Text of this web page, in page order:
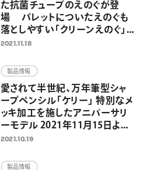
た抗菌チューブのえのぐが登
場 パレットについたえのぐも
落としやすい「クリーンえのぐ」
2021年12月6日より発売
2021.11.18
製品情報
愛されて半世紀、万年筆型シャ
ープペンシル「ケリー」 特別なメ
ッキ加工を施したアニバーサリ
ーモデル 2021年11月15日より
限定発売
2021.10.19
製品情報